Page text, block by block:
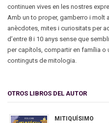
continuen vives en les nostres
Amb un to proper, gamberro i molt
anècdotes, mites i curiositats per
d’entre 8 i 10 anys sense que
per capítols, compartir en família o
continguts de mitologia.
OTROS LIBROS DEL AUTOR
MITIQUÍSIMO